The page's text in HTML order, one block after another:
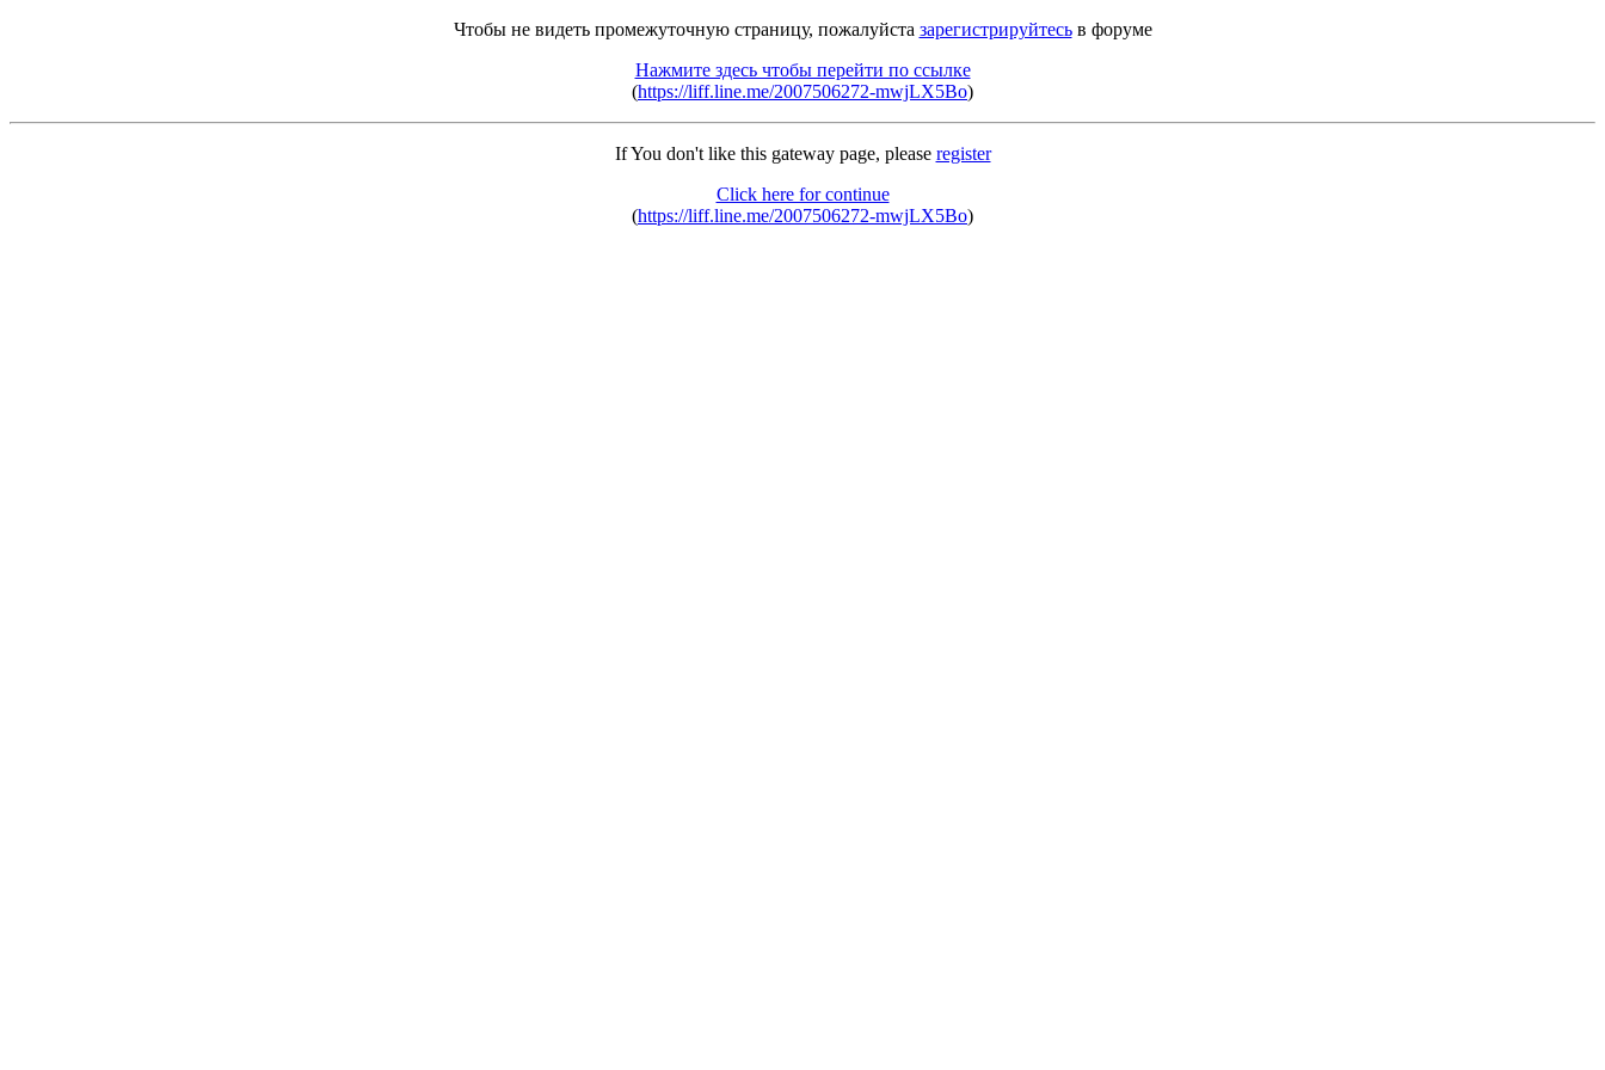
Чтобы не видеть промежуточную страницу, пожалуйста зарегистрируйтесьв форуме
Нажмите здесь чтобы перейти по ссылке
(https://liff.line.me/2007506272-mwjLX5Bo)
If You don't like this gateway page, please register
Click here for continue
(https://liff.line.me/2007506272-mwjLX5Bo)